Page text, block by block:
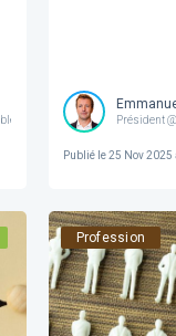
communication @ Eurofiscalis
Président @
Publié le25 Nov 2025
Profession